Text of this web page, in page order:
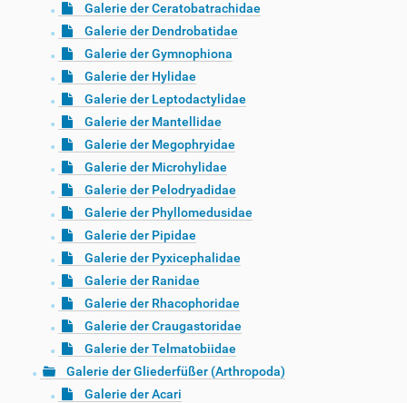
Galerie der Ceratobatrachidae
Galerie der Dendrobatidae
Galerie der Gymnophiona
Galerie der Hylidae
Galerie der Leptodactylidae
Galerie der Mantellidae
Galerie der Megophryidae
Galerie der Microhylidae
Galerie der Pelodryadidae
Galerie der Phyllomedusidae
Galerie der Pipidae
Galerie der Pyxicephalidae
Galerie der Ranidae
Galerie der Rhacophoridae
Galerie der Craugastoridae
Galerie der Telmatobiidae
Galerie der Gliederfüßer (Arthropoda)
Galerie der Acari